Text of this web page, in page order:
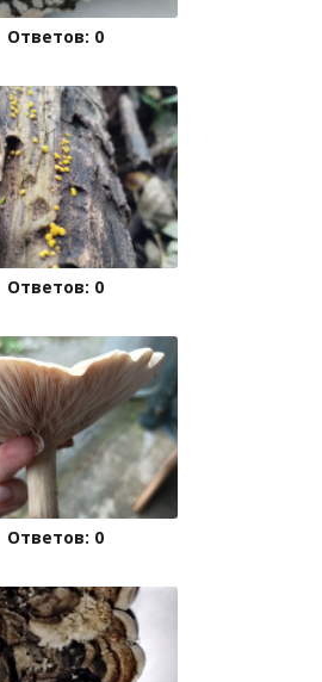
Ответов: 0
Ответов: 0
Ответов: 0